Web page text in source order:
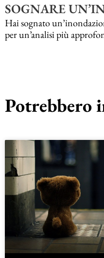
SOGNARE
Hai sognato
per un’analisi più
Potrebbero